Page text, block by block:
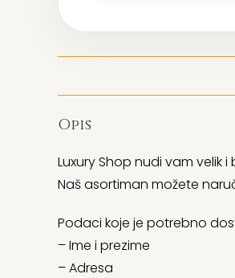
Opis
Luxury Shop nudi vam velik
Naš asortiman možete
Podaci koje je potrebno
– Ime i prezime
– Adresa